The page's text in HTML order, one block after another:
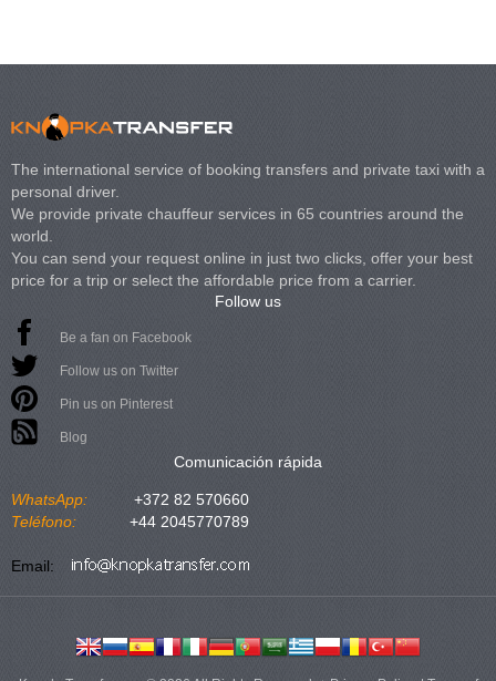
The international service of booking transfers and private taxi with a
personal driver.
We provide private chauffeur services in 65 countries around the
world.
You can send your request online in just two clicks, offer your best
price for a trip or select the affordable price from a carrier.
Follow us
Be a fan on Facebook
Follow us on Twitter
Pin us on Pinterest
Blog
Comunicación rápida
WhatsApp:
+372 82 570660
Teléfono:
+44 2045770789
Email: